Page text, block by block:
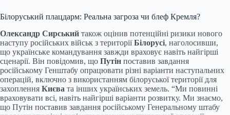
Білоруський плацдарм: Реальна загроза чи блеф Кремля?
Олександр Сирський також оцінив потенційні ризики нового
наступу російських військ з територіїБілорусі, наголосивши,
що українське командування завжди враховує навіть найгірші
сценарії. Він повідомив, що Путін поставив завдання
російському Генштабу опрацювати різні варіанти наступальних
операцій, включно з використанням білоруської території для
захоплення Києва та інших українських земель. “Ми повинні
враховувати всі, навіть найгірші варіанти розвитку. Ми знаємо,
що Путін поставив завдання російському Генеральному штабу